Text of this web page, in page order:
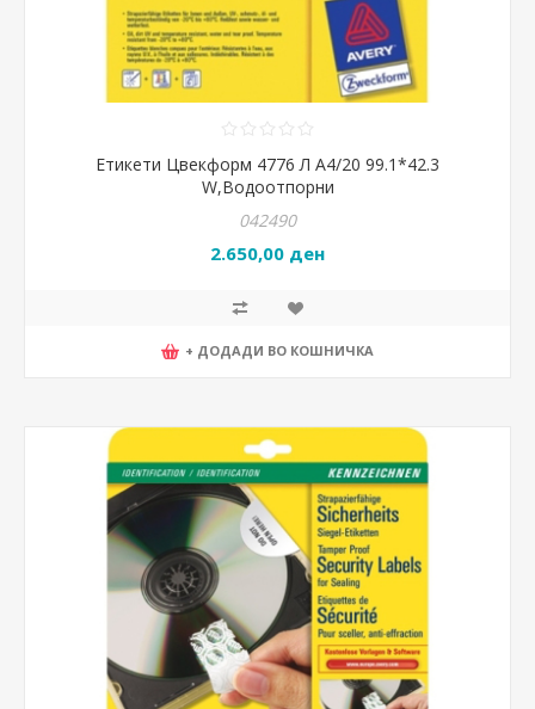
Етикети Цвекформ 4776 Л А4/20 99.1*42.3
W,Водоотпорни
042490
2.650,00 ден
+ ДОДАДИ ВО КОШНИЧКА